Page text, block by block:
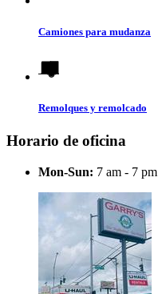
Camiones para mudanza
Remolques y remolcado
Horario de oficina
Mon-Sun: 7 am - 7 pm